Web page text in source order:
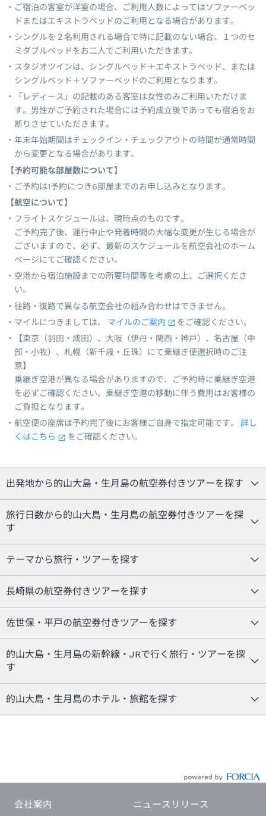
ご宿泊の客室が洋室の場合、ご利用人数によってはソファーベッ
ドまたはエキストラベッドのご利用となる場合があります。
シングルを２名利用される場合で特に記載のない場合、１つのセ
ミダブルベッドをお二人でご利用いただきます。
スタジオツインは、シングルベッド＋エキストラベッド、または
シングルベッド＋ソファーベッドのご利用となります。
「レディース」の記載のある客室は女性のみご利用いただけま
す。男性がご予約された場合には予約成立後であっても宿泊をお
断りさせていただきます。
年末年始期間はチェックイン・チェックアウトの時間が通常時間
から変更となる場合があります。
【予約可能な部屋数について】
ご予約は1予約につき6部屋までのお申し込みとなります。
【航空について】
フライトスケジュールは、現時点のものです。
ご予約完了後、運行中止や発着時間の大幅な変更が生じる場合が
ございますので、必ず、最新のスケジュールを航空会社のホーム
ページにてご確認ください。
空港から宿泊施設までの所要時間等を考慮の上、ご選択くださ
い。
往路・復路で異なる航空会社の組み合わせはできません。
マイルにつきましては、
マイルのご案内
をご確認ください。
【東京（羽田・成田）、大阪（伊丹・関西・神戸）、名古屋（中
部・小牧）、札幌（新千歳・丘珠）にて乗継ぎ便選択時のご注
意】
乗継ぎ空港が異なる場合がありますので、ご予約時に乗継ぎ空港
を必ずご確認ください。乗継ぎ空港の移動に伴う費用はお客様の
ご負担となります。
航空便の座席は予約完了後にお客様ご自身で指定可能です。
詳し
くはこちら
をご確認ください。
出発地から的山大島・生月島の航空券付きツアーを探す
旅行日数から的山大島・生月島の航空券付きツアーを探
す
テーマから旅行・ツアーを探す
長崎県の航空券付きツアーを探す
佐世保・平戸の航空券付きツアーを探す
的山大島・生月島の新幹線・JRで行く旅行・ツアーを探
す
的山大島・生月島のホテル・旅館を探す
会社案内 ニュースリリース